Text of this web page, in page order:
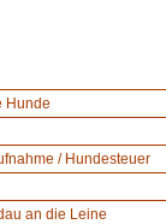
Hunde
/ Hundesteuer
an die Leine